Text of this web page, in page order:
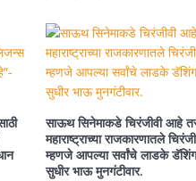
साऊथ सिनेमाकडे चिरंजीवी आहे
महाराष्ट्राच्या राजकारणातले
म्हणजे आपल्या सर्वांचे लाडके डॅशिंग
सुधीर भाऊ मुनगंटीवार.